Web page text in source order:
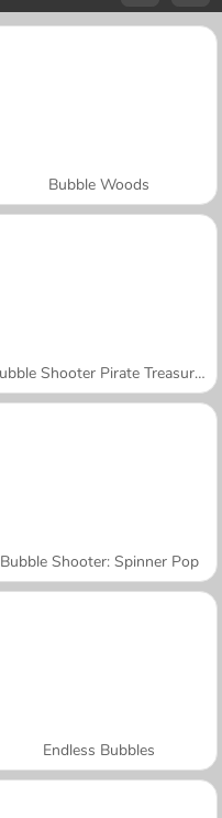
Bubble Woods
Bubble Shooter Pirate Treasures
Bubble Shooter: Spinner Pop
Endless Bubbles